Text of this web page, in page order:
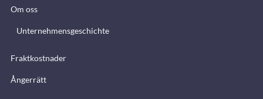
Om oss
Unternehmensgeschichte
Fraktkostnader
Ångerrätt